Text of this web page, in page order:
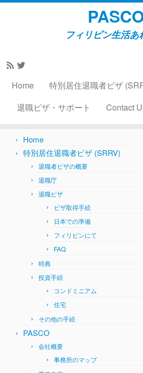
Skip
content
フィリピン生活あ
Home 特別居住退職者ビザ
退職ビザ・サポート
Contact
Home
Search
Home
特別居住退職者ビザ (SRRV)
退職者ビザの概要
退職庁
退職ビザ
ビザ取得手続
日本での準備
フィリピンにて
FAQ
特典
投資手続
コンドミニアム
住宅
その他の手続
PASCO
会社概要
事務所のマップ